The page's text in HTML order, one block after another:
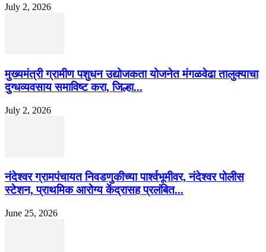
July 2, 2026
मुख्यमंत्री ग्रामीण पशुधन उद्योजकता योजनेत मंगळवेढा तालुक्याचा
दुग्धव्यवसाय समाविष्ट करा, जिल्हा...
July 2, 2026
नंदेश्वर ग्रामपंचायत निवडणुकीच्या पार्श्वभूमीवर, नंदेश्वर पोलीस
स्टेशन, प्राथमिक आरोग्य केंद्रासह प्रलंबित...
June 25, 2026